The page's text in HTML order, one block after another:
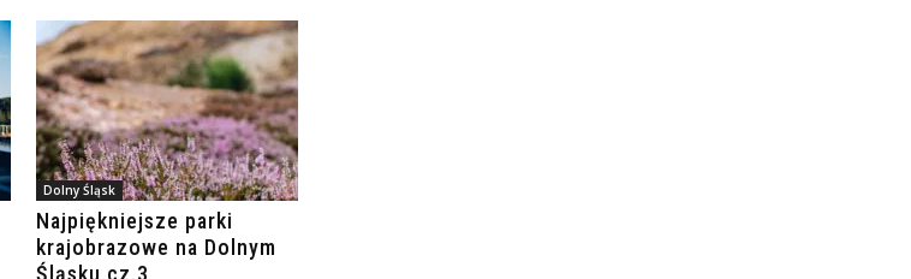
Dolny Śląsk
Najpiękniejsze parki
krajobrazowe na Dolnym